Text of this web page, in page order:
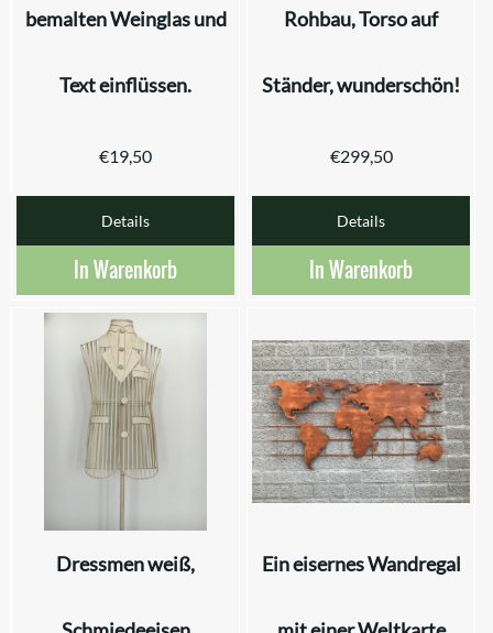
bemalten Weinglas und
Text einflüssen.
€19,50
Details
In Warenkorb
Rohbau, Torso auf
Ständer, wunderschön!
€299,50
Details
In Warenkorb
Dressmen weiß, Ein eisernes Wandregal